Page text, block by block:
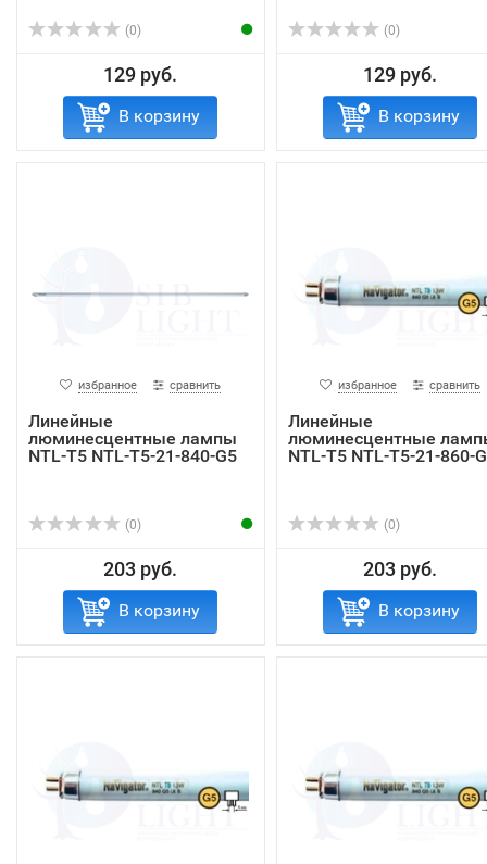
(0)
129 руб.
В корзину
(0)
129 руб.
В корзину
избранное сравнить
Линейные
люминесцентные лампы
NTL-T5 NTL-T5-21-840-G5
(0)
203 руб.
В корзину
избранное сравнить
Линейные
люминесцентные
NTL-T5 NTL-T5-21-860-
(0)
203 руб.
В корзину